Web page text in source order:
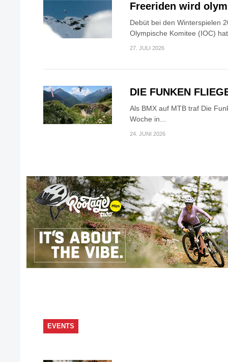
Freeriden wird
Debüt bei den Winterspielen
Olympische Komitee (IOC)
27. JULI 2026
DIE FUNKEN
Als BMX auf MTB traf Die
Woche in...
24. JUNI 2026
EVENTS